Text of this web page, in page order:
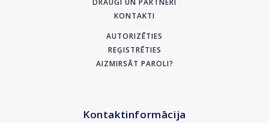
DRAUGI UN PARTNERI
KONTAKTI
AUTORIZĒTIES
REĢISTRĒTIES
AIZMIRSĀT PAROLI?
Kontaktinformācija